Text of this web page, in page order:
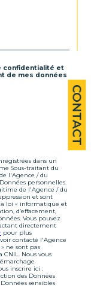
CONTACT
confidentialité et
de mes données
dans un
Sous-traitant du
l'Agence / du
personnelles.
de l'Agence / du
et sont
loi « informatique et
d’effacement,
Vous pouvez
directement
pour plus
contacté l'Agence
ne sont pas
CNIL. Nous vous
inscrire ici :
des Données
sensibles